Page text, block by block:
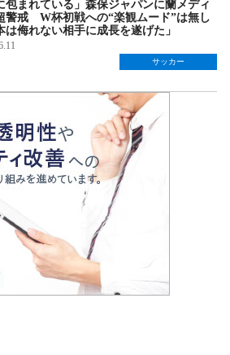
包まれている」森保ジャパンに蘭メディ
警戒 W杯初戦への“楽観ムード”は無し
は侮れない相手に成長を遂げた」
サッカー